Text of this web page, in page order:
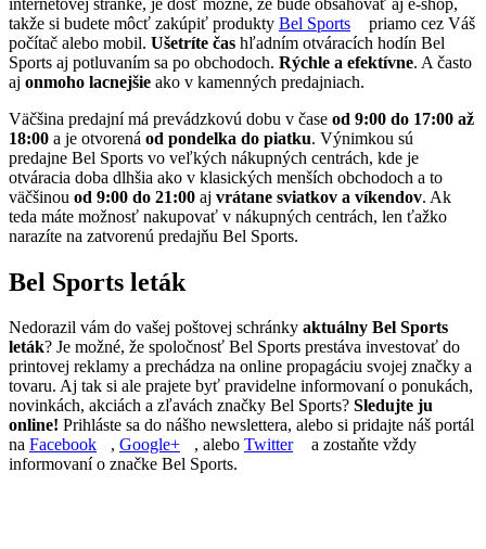
takže si budete môcť zakúpiť produkty Bel Sports
priamo cez Váš
počítač alebo mobil. Ušetríte čas hľadním otváracích hodín Bel
Sports aj potluvaním sa po obchodoch. Rýchle a efektívne. A často
aj onmoho lacnejšie ako v kamenných predajniach.
Väčšina predajní má prevádzkovú dobu v čase od 9:00 do 17:00 až
18:00 a je otvorená od pondelka do piatku. Výnimkou sú
predajne Bel Sports vo veľkých nákupných centrách, kde je
otváracia doba dlhšia ako v klasických menších obchodoch a to
väčšinou od 9:00 do 21:00 aj vrátane sviatkov a víkendov. Ak
teda máte možnosť nakupovať v nákupných centrách, len ťažko
narazíte na zatvorenú predajňu Bel Sports.
Bel Sports leták
Nedorazil vám do vašej poštovej schránky aktuálny Bel Sports
leták? Je možné, že spoločnosť Bel Sports prestáva investovať do
printovej reklamy a prechádza na online propagáciu svojej značky a
tovaru. Aj tak si ale prajete byť pravidelne informovaní o ponukách,
novinkách, akciách a zľavách značky Bel Sports? Sledujte ju
online! Prihláste sa do nášho newslettera, alebo si pridajte náš portál
na Facebook , Google+ , alebo Twitter
a zostaňte vždy
informovaní o značke Bel Sports.